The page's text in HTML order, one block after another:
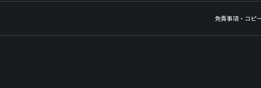
免責事項・コピ